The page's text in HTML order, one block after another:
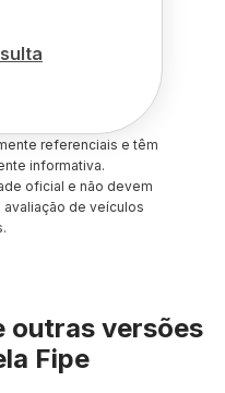
referenciais e têm
informativa.
oficial e não devem
de veículos
outras versões
Fipe